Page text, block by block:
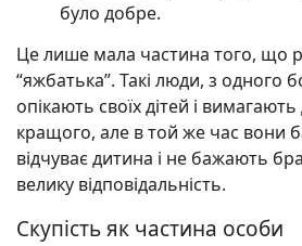
було добре.
Це лише мала частина того, що
“яжбатька”. Такі люди, з одного
опікають своїх дітей і
кращого, але в той же час вони
відчуває дитина і не бажають
велику відповідальність.
Скупість як частина особи